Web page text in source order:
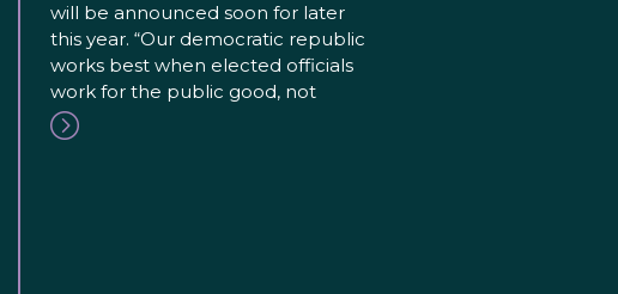
will be announced soon for later
this year. “Our democratic republic
works best when elected officials
work for the public good, not